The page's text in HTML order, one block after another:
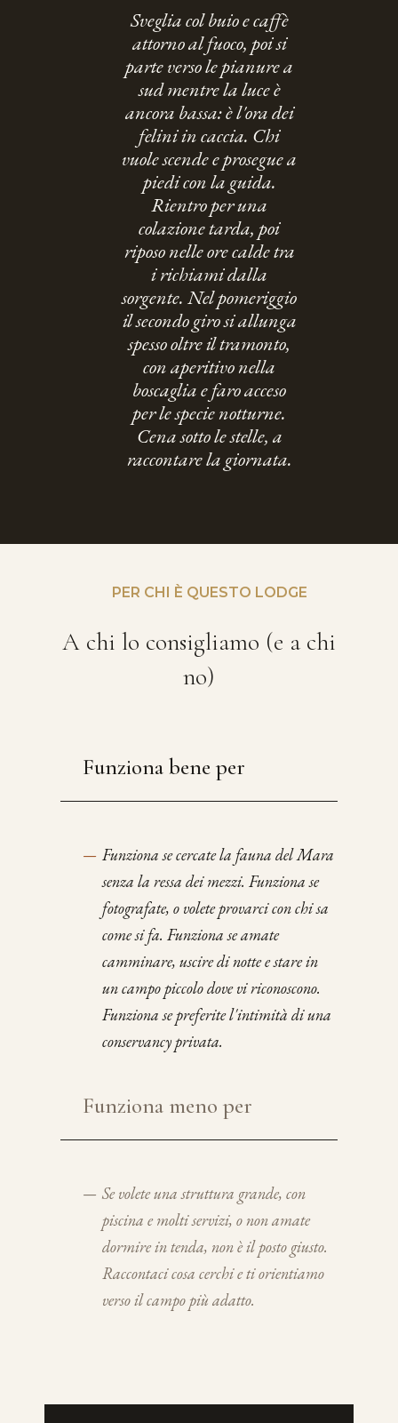
Sveglia col buio e caffè
attorno al fuoco, poi si
parte verso le pianure a
sud mentre la luce è
ancora bassa: è l'ora dei
felini in caccia. Chi
vuole scende e prosegue a
piedi con la guida.
Rientro per una
colazione tarda, poi
riposo nelle ore calde tra
i richiami dalla
sorgente. Nel pomeriggio
il secondo giro si allunga
spesso oltre il tramonto,
con aperitivo nella
boscaglia e faro acceso
per le specie notturne.
Cena sotto le stelle, a
raccontare la giornata.
PER CHI È QUESTO LODGE
A chi lo consigliamo (e a chi
no)
Funziona bene per
— Funziona se cercate la fauna del Mara
senza la ressa dei mezzi. Funziona se
fotografate, o volete provarci con chi sa
come si fa. Funziona se amate
camminare, uscire di notte e stare in
un campo piccolo dove vi riconoscono.
Funziona se preferite l'intimità di una
conservancy privata.
Funziona meno per
— Se volete una struttura grande, con
piscina e molti servizi, o non amate
dormire in tenda, non è il posto giusto.
Raccontaci cosa cerchi e ti orientiamo
verso il campo più adatto.